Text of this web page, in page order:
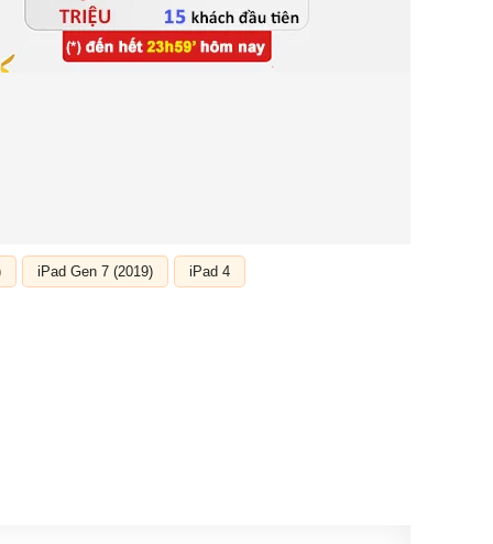
iPad Gen 7 (2019) iPad 4